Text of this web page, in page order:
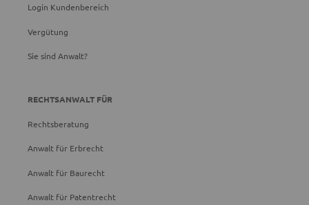
Login Kundenbereich
Vergütung
Sie sind Anwalt?
RECHTSANWALT FÜR
Rechtsberatung
Anwalt für Erbrecht
Anwalt für Baurecht
Anwalt für Patentrecht